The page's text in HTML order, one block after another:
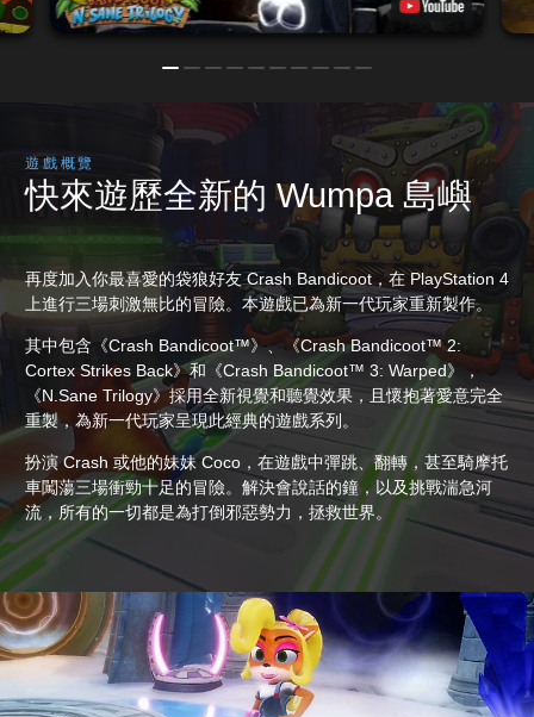
遊戲概覽
快來遊歷全新的 Wumpa 島嶼
再度加入你最喜愛的袋狼好友 Crash Bandicoot，在 PlayStation 4
上進行三場刺激無比的冒險。本遊戲已為新一代玩家重新製作。
其中包含《Crash Bandicoot™》、《Crash Bandicoot™ 2:
Cortex Strikes Back》和《Crash Bandicoot™ 3: Warped》，
《N.Sane Trilogy》採用全新視覺和聽覺效果，且懷抱著愛意完全
重製，為新一代玩家呈現此經典的遊戲系列。
扮演 Crash 或他的妹妹 Coco，在遊戲中彈跳、翻轉，甚至騎摩托
車闖蕩三場衝勁十足的冒險。解決會說話的鐘，以及挑戰湍急河
流，所有的一切都是為打倒邪惡勢力，拯救世界。